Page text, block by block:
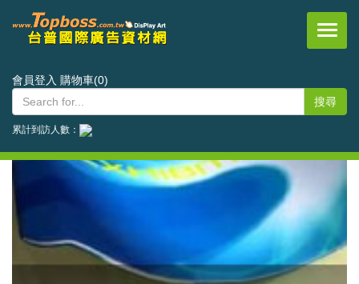
會員登入 購物車(0)
累計到訪人數：